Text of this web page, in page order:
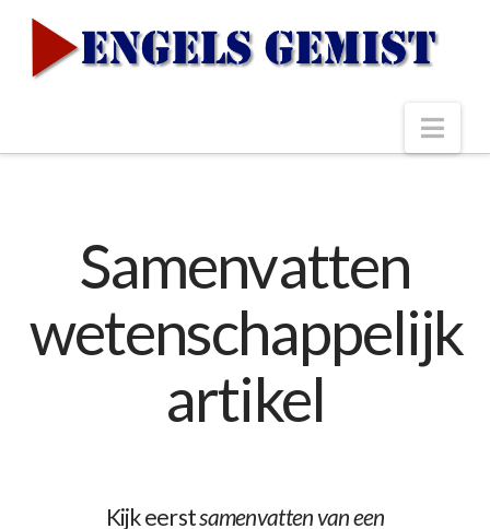
Samenvatten
wetenschappelijk
artikel
Kijk eerstsamenvatten van een